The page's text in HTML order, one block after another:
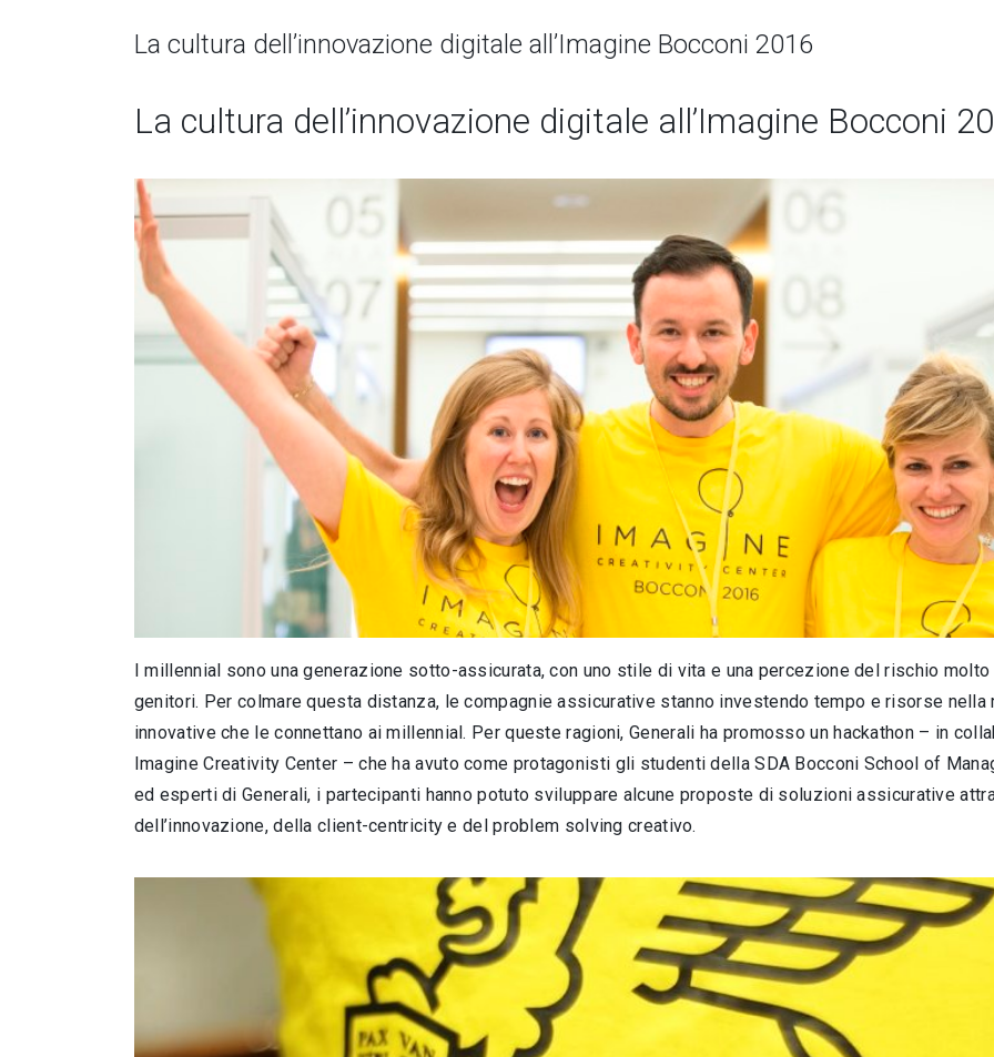
La cultura dell’innovazione digitale all’Imagine Bocconi 2016
La cultura dell’innovazione digitale all’Imagine Bocconi
I millennial sono una generazione sotto-assicurata, con uno stile di vita e una percezione del rischio
genitori. Per colmare questa distanza, le compagnie assicurative stanno investendo tempo e risorse
innovative che le connettano ai millennial. Per queste ragioni, Generali ha promosso un hackathon – in
Imagine Creativity Center – che ha avuto come protagonisti gli studenti della SDA Bocconi School of
ed esperti di Generali, i partecipanti hanno potuto sviluppare alcune proposte di soluzioni assicurative
dell’innovazione, della client-centricity e del problem solving creativo.